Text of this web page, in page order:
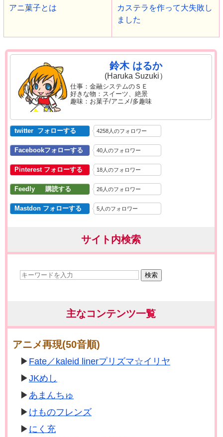
アニ菓子とは
カステラを作って大失敗し
ました
鈴木 はるか
(Haruka Suzuki）
仕事：金融システムのＳＥ
好きな物：スイーツ、絶景
趣味：お菓子/アニメ/多趣味
twitter フォローする 4258人のフォロワー
Facebookフォローする 40人のフォロワー
Pinterest フォローする 18人のフォロワー
Feedly 購読する 26人のフォロワー
Mastdon フォローする 5人のフォロワー
サイト内検索
検索
主なコンテンツ一覧
アニメ再現(50音順)
Fate／kaleid linerプリズマ☆イリヤ
JKめし
あまんちゅ
けものフレンズ
にく充